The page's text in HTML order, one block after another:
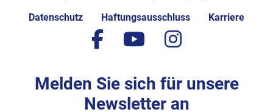
Datenschutz Haftungsausschluss Karriere
facebook
youtubeinstagram
Melden Sie sich für unsere
Newsletter an